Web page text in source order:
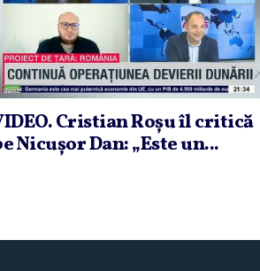
Cristian Roşu îl critică
Nicuşor Dan: „Este un...